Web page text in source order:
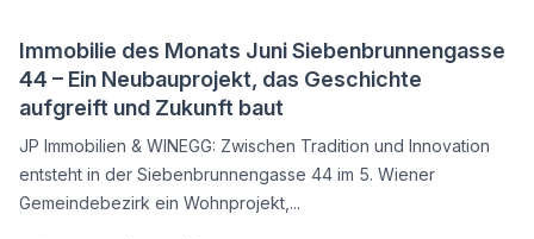
Immobilie des Monats Juni Siebenbrunnengasse
44 – Ein Neubauprojekt, das Geschichte
aufgreift und Zukunft baut
JP Immobilien & WINEGG: Zwischen Tradition und Innovation
entsteht in der Siebenbrunnengasse 44 im 5. Wiener
Gemeindebezirk ein Wohnprojekt,...